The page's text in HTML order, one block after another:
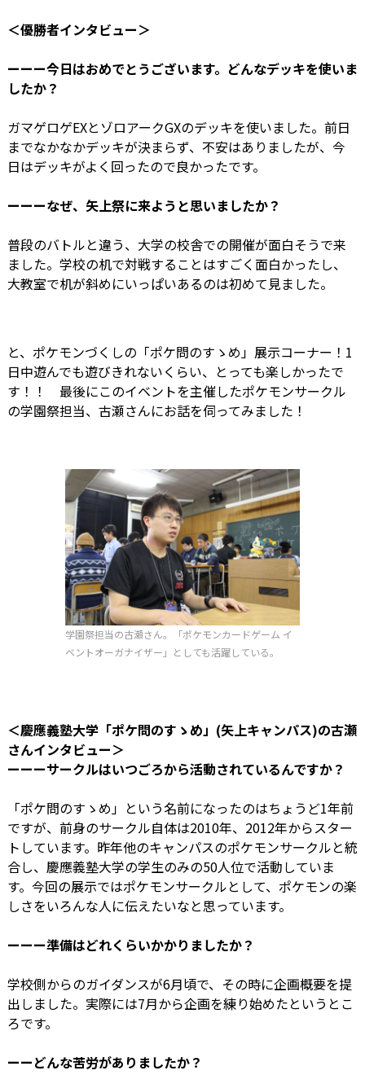
＜優勝者インタビュー＞
ーーー今日はおめでとうございます。どんなデッキを使いま
したか？
ガマゲロゲEXとゾロアークGXのデッキを使いました。前日
までなかなかデッキが決まらず、不安はありましたが、今
日はデッキがよく回ったので良かったです。
ーーーなぜ、矢上祭に来ようと思いましたか？
普段のバトルと違う、大学の校舎での開催が面白そうで来
ました。学校の机で対戦することはすごく面白かったし、
大教室で机が斜めにいっぱいあるのは初めて見ました。
と、ポケモンづくしの「ポケ問のすゝめ」展示コーナー！1
日中遊んでも遊びきれないくらい、とっても楽しかったで
す！！ 最後にこのイベントを主催したポケモンサークル
の学園祭担当、古瀬さんにお話を伺ってみました！
学園祭担当の古瀬さん。「ポケモンカードゲーム イ
ベントオーガナイザー」としても活躍している。
＜慶應義塾大学「ポケ問のすゝめ」(矢上キャンパス)の古瀬
さんインタビュー＞
ーーーサークルはいつごろから活動されているんですか？
「ポケ問のすゝめ」という名前になったのはちょうど1年前
ですが、前身のサークル自体は2010年、2012年からスター
トしています。昨年他のキャンパスのポケモンサークルと統
合し、慶應義塾大学の学生のみの50人位で活動していま
す。今回の展示ではポケモンサークルとして、ポケモンの楽
しさをいろんな人に伝えたいなと思っています。
ーーー準備はどれくらいかかりましたか？
学校側からのガイダンスが6月頃で、その時に企画概要を提
出しました。実際には7月から企画を練り始めたというとこ
ろです。
ーーどんな苦労がありましたか？